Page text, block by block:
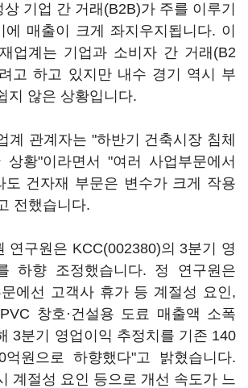
기업 간 거래(B2B)가 주를 이루기
에 매출이 크게 좌지우지됩니다. 이
업계는 기업과 소비자 간 거래(B2
고 하고 있지만 내수 경기 역시 부
지 않은 상황입니다.
계 관계자는 "하반기 건축시장 침체
황"이라면서 "여러 사업부문에서
도 건자재 부문은 변수가 크게 작용
전했습니다.
연구원은 KCC(002380)의 3분기 영
하향 조정했습니다. 정 연구원은
에선 고객사 휴가 등 계절성 요인,
창호·건설용 도료 매출액 소폭
3분기 영업이익 추정치를 기존 140
억원으로 하향했다"고 밝혔습니다.
계절성 요인 등으로 개선 속도가 느